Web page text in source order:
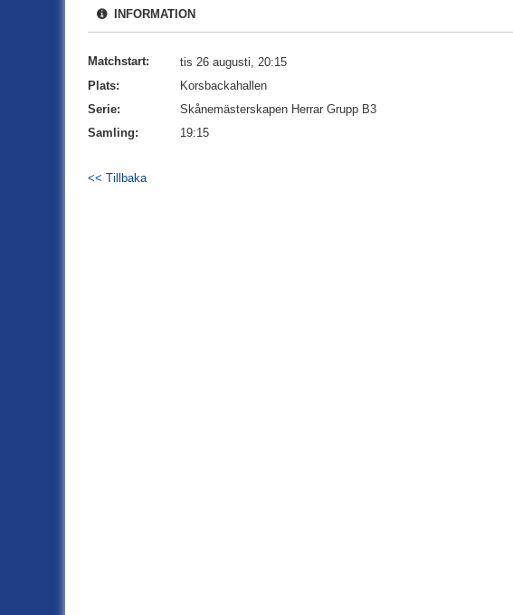
INFORMATION
Matchstart:
tis 26 augusti, 20:15
Plats:
Korsbackahallen
Serie:
Skånemästerskapen Herrar Grupp B3
Samling:
19:15
<< Tillbaka